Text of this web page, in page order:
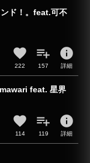
ド！。feat.可不
222 157
info
詳細
feat. 星界
114 119
info
詳細